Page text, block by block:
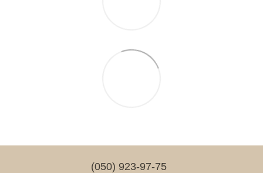
(050) 923-97-75